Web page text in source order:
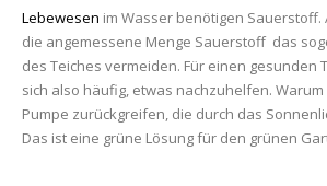
Lebewesen im Wasser benötigen Sauerstoff.
die angemessene Menge Sauerstoff das
des Teiches vermeiden. Für einen gesunden
sich also häufig, etwas nachzuhelfen.
Pumpe zurückgreifen, die durch das
Das ist eine grüne Lösung für den grünen